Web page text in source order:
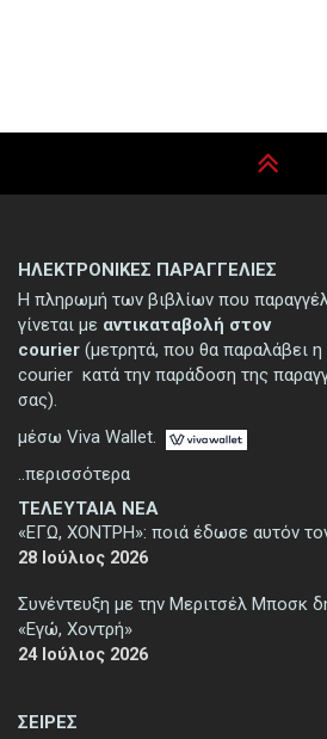
ΣΕΙΡΕΣ
ΤΕΛΕΥΤΑΙΑ ΝΕΑ
«ΕΓΩ, ΧΟΝΤΡΗ»: ποιά έδωσε αυτόν
28 Ιούλιος 2026
Συνέντευξη με την Μεριτσέλ Μποσκ
«Εγώ, Χοντρή»
24 Ιούλιος 2026
ΗΛΕΚΤΡΟΝΙΚΕΣ ΠΑΡΑΓΓΕΛΙΕΣ
Η πληρωμή των βιβλίων που
γίνεται με αντικαταβολή στον
courier (μετρητά, που θα παραλάβει η
courier κατά την παράδοση της
σας).
μέσω Viva Wallet.
..περισσότερα